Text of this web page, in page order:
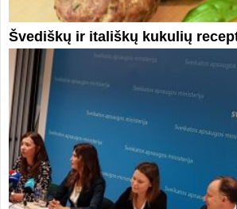
Švediškų ir itališkų kukulių